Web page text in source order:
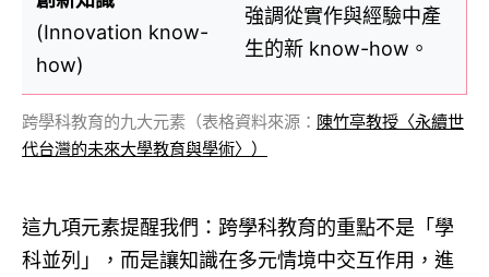
(Innovation know-
how)
強調從實作與經驗中產
生的新 know-how。
跨學科教育的九大元素（表格資料來源： 陳竹亭教授〈永續世
代台灣的未來大學教育與學術〉）
這九項元素提醒我們：跨學科教育的重點不是「學
科並列」，而是讓知識在多元情境中交互作用，進